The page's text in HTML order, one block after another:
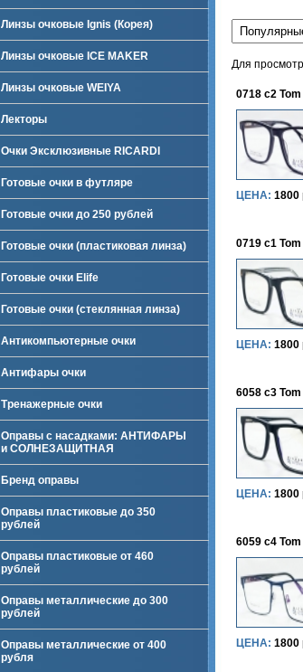
Линзы очковые Ignis (Корея)
Линзы очковые ICE MAKER
Линзы очковые WEIYA
Лекторы
Очки Эксклюзивные RICARDI
Готовые очки в футляре
Готовые очки до 250 рублей
Готовые очки (пластиковая линза)
Готовые очки Elife
Готовые очки (стеклянная линза)
Антикомпьютерные очки
Антифары очки
Тренажерные очки
Оправы с насадками: АНТИФАРЫ
и СОЛНЕЗАЩИТНАЯ
Бренд оправы
Оправы пластиковые до 350
рублей
Оправы пластиковые от 460
рублей
Оправы металлические до 300
рублей
Оправы металлические от 400
рубля
Для
0718 c2
ЦЕНА: 1800
0719 c1
ЦЕНА: 1800
6058 c3
ЦЕНА: 1800
6059 c4
ЦЕНА: 1800